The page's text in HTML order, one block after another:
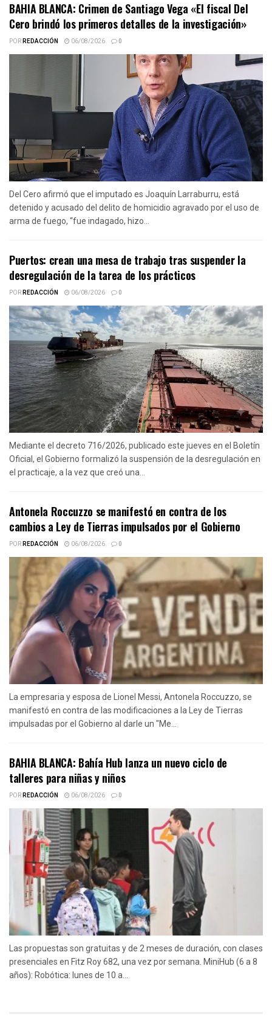
BAHIA BLANCA: Crimen de Santiago Vega «El fiscal Del
Cero brindó los primeros detalles de la investigación»
PORREDACCIÓN 06/08/2026 0
Del Cero afirmó que el imputado es Joaquín Larraburru, está
detenido y acusado del delito de homicidio agravado por el uso de
arma de fuego, “fue indagado, hizo...
Puertos: crean una mesa de trabajo tras suspender la
desregulación de la tarea de los prácticos
PORREDACCIÓN 06/08/2026 0
Mediante el decreto 716/2026, publicado este jueves en el Boletín
Oficial, el Gobierno formalizó la suspensión de la desregulación en
el practicaje, a la vez que creó una...
Antonela Roccuzzo se manifestó en contra de los
cambios a Ley de Tierras impulsados por el Gobierno
PORREDACCIÓN 06/08/2026 0
La empresaria y esposa de Lionel Messi, Antonela Roccuzzo, se
manifestó en contra de las modificaciones a la Ley de Tierras
impulsadas por el Gobierno al darle un "Me...
BAHIA BLANCA: Bahía Hub lanza un nuevo ciclo de
talleres para niñas y niños
PORREDACCIÓN 06/08/2026 0
Las propuestas son gratuitas y de 2 meses de duración, con clases
presenciales en Fitz Roy 682, una vez por semana. MiniHub (6 a 8
años): Robótica: lunes de 10 a...